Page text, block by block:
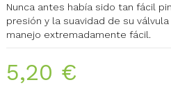
Nunca antes había sido tan fácil
presión y la suavidad de su
manejo extremadamente fácil.
5,20 €